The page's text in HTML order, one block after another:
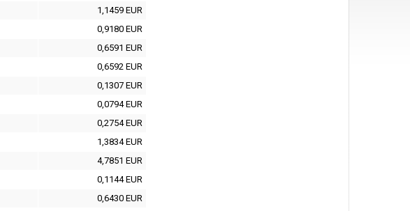
1,1459 EUR
0,9180 EUR
0,6591 EUR
0,6592 EUR
0,1307 EUR
0,0794 EUR
0,2754 EUR
1,3834 EUR
4,7851 EUR
0,1144 EUR
0,6430 EUR